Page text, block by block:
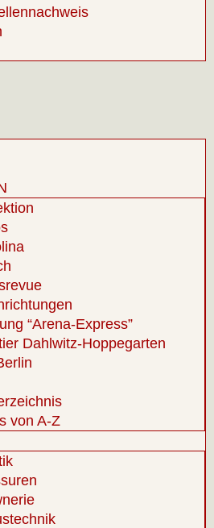
“Arena-Express”
Dahlwitz-Hoppegarten
von A-Z